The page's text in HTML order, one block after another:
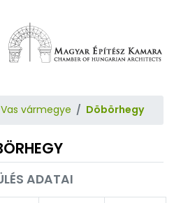
Vas vármegye Döbörhegy
ADATAI